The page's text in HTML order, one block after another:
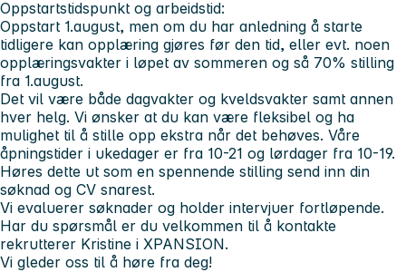
Oppstartstidspunkt og arbeidstid:
Oppstart 1.august, men om du har anledning å starte
tidligere kan opplæring gjøres før den tid, eller evt. noen
opplæringsvakter i løpet av sommeren og så 70% stilling
fra 1.august.
Det vil være både dagvakter og kveldsvakter samt annen
hver helg. Vi ønsker at du kan være fleksibel og ha
mulighet til å stille opp ekstra når det behøves. Våre
åpningstider i ukedager er fra 10-21 og lørdager fra 10-19.
Høres dette ut som en spennende stilling send inn din
søknad og CV snarest.
Vi evaluerer søknader og holder intervjuer fortløpende.
Har du spørsmål er du velkommen til å kontakte
rekrutterer Kristine i XPANSION.
Vi gleder oss til å høre fra deg!